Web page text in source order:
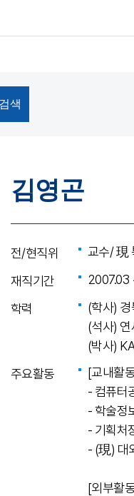
김영곤
전/현직위
교수/ 現
재직기간
학력
(학사)
(석사)
(박사)
주요활동
[교내활
- 컴퓨터
- 학술정
- 기획처
- (現) 대
[외부활